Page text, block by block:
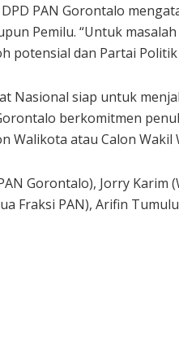
PAN Gorontalo
Pemilu. “Untuk
dan Partai Politik
Nasional siap untuk
berkomitmen
Walikota atau Calon Wakil
Gorontalo), Jorry Karim
Fraksi PAN), Arifin